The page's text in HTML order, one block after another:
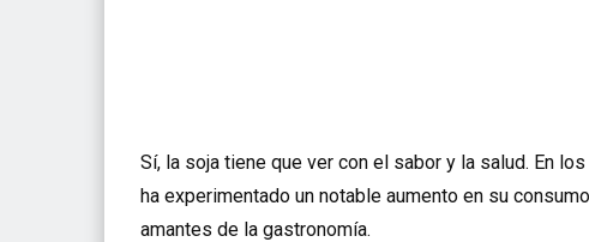
Sí, la soja tiene que ver con el sabor y la salud. En
ha experimentado un notable aumento en su
amantes de la gastronomía.